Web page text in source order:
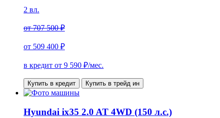
2 вл.
от707 500 ₽
от 509 400 ₽
в кредит от 9 590 ₽/мес.
Купить в кредит Купить в трейд ин
Hyundai ix35 2.0 AT 4WD (150 л.с.)